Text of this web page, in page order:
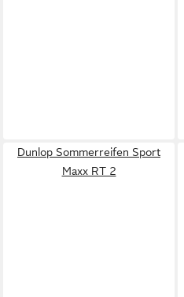
Dunlop Sommerreifen Sport
Maxx RT 2